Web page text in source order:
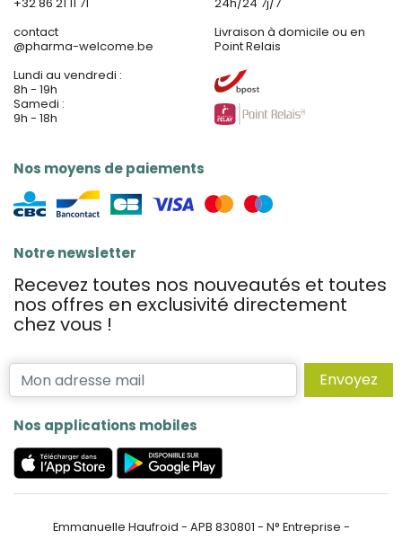
contact
@pharma-welcome.be
Lundi au vendredi :
8h - 19h
Samedi :
9h - 18h
Nos moyens de paiements
Livraison à domicile ou en
Point Relais
Notre newsletter
Recevez toutes nos nouveautés et toutes
nos offres en exclusivité directement
chez vous !
Envoyez
Nos applications mobiles
Emmanuelle Haufroid - APB 830801 - N° Entreprise -